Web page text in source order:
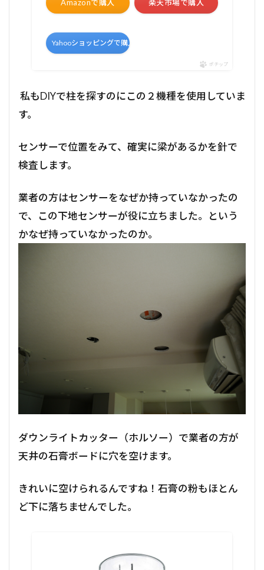
Amazonで購入 楽天市場で購入
Yahooショッピングで購入
ポチップ
私もDIYで柱を探すのにこの２機種を使用していま
す。
センサーで位置をみて、確実に梁があるかを針で
検査します。
業者の方はセンサーをなぜか持っていなかったの
で、この下地センサーが役に立ちました。という
かなぜ持っていなかったのか。
ダウンライトカッター（ホルソー）で業者の方が
天井の石膏ボードに穴を空けます。
きれいに空けられるんですね！石膏の粉もほとん
ど下に落ちませんでした。